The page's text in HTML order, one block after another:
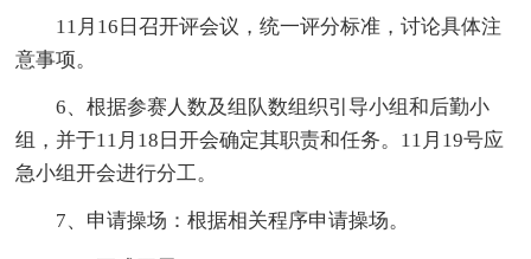
11月16日召开评会议，统一评分标准，讨论具体注
意事项。
6、根据参赛人数及组队数组织引导小组和后勤小
组，并于11月18日开会确定其职责和任务。11月19号应
急小组开会进行分工。
7、申请操场：根据相关程序申请操场。